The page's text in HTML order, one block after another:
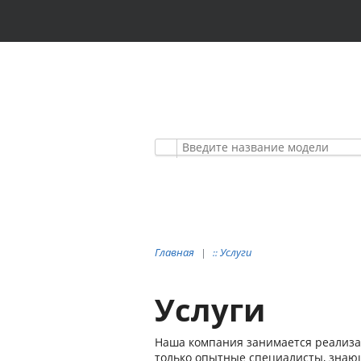
Главная ::Услуги
Услуги
Наша компания занимается
только опытные специалисты,